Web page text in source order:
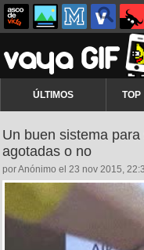
ÚLTIMOS TOP
Un buen sistema
agotadas o no
por Anónimo el 23 nov 2015,